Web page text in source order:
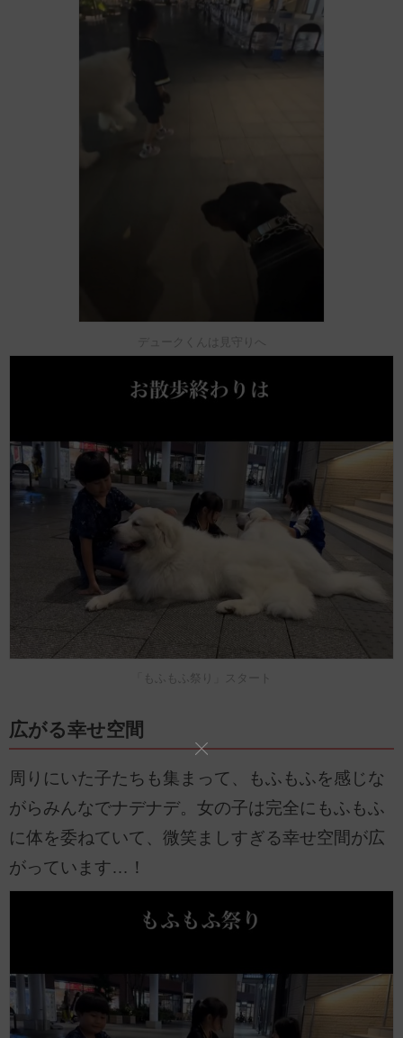
デュークくんは見守りへ
「もふもふ祭り」スタート
広がる幸せ空間
周りにいた子たちも集まって、もふもふを感じな
がらみんなでナデナデ。女の子は完全にもふもふ
に体を委ねていて、微笑ましすぎる幸せ空間が広
がっています…！